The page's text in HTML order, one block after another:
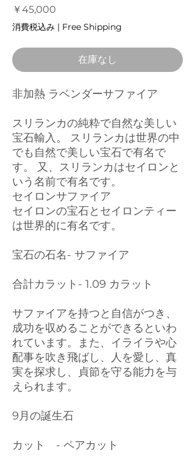
￥45,000
格
消費税込み | Free Shipping
在庫なし
非加熱 ラベンダーサファイア
スリランカの純粋で自然な美しい
宝石輸入。 スリランカは世界の中
でも自然で美しい宝石で有名で
す。 又、スリランカはセイロンと
いう名前で有名です。
セイロンサファイア
セイロンの宝石とセイロンティー
は世界的に有名です。
宝石の石名- サファイア
合計カラット- 1.09 カラット
サファイアを持つと自信がつき、
成功を収めることができるといわ
れています。また、イライラや心
配事を吹き飛ばし、人を愛し、真
実を探求し、貞節を守る能力を与
えられます。
9月の誕生石
カット - ペアカット